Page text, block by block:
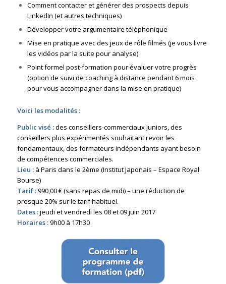
Comment contacter et générer des prospects depuis
LinkedIn (et autres techniques)
Développer votre argumentaire téléphonique
Mise en pratique avec des jeux de rôle filmés (je vous livre
les vidéos par la suite pour analyse)
Point formel post-formation pour évaluer votre progrès
(option de suivi de coaching à distance pendant 6 mois
pour vous accompagner dans la mise en pratique)
Voici les modalités :
Public visé :des conseillers-commerciaux juniors, des
conseillers plus expérimentés souhaitant revoir les
fondamentaux, des formateurs indépendants ayant besoin
de compétences commerciales.
Lieu :à Paris dans le 2ème (Institut Japonais – Espace Royal
Bourse)
Tarif :990,00 € (sans repas de midi) – une réduction de
presque 20% sur le tarif habituel.
Dates :jeudi et vendredi les 08 et 09 juin 2017
Horaires :9h00 à 17h30